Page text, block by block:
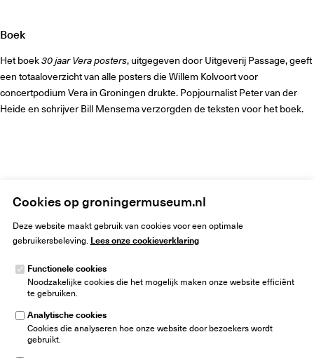
Cookies op groningermuseum.nl
Deze website maakt gebruik van cookies voor een optimale
gebruikersbeleving. Lees onze cookieverklaring
Functionele cookies
Noodzakelijke cookies die het mogelijk maken onze website efficiënt
te gebruiken.
Analytische cookies
Cookies die analyseren hoe onze website door bezoekers wordt
gebruikt.
Boek
Het boek30 jaar Vera posters, uitgegeven door Uitgeverij Passage, geeft
een totaaloverzicht van alle posters die Willem Kolvoort voor
concertpodium Vera in Groningen drukte. Popjournalist Peter van der
Heide en schrijver Bill Mensema verzorgden de teksten voor het boek.
Groninger Museum